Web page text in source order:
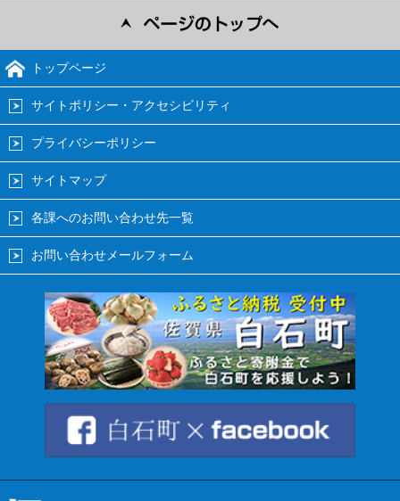
トップページ
サイトポリシー・アクセシビリティ
プライバシーポリシー
サイトマップ
各課へのお問い合わせ先一覧
お問い合わせメールフォーム